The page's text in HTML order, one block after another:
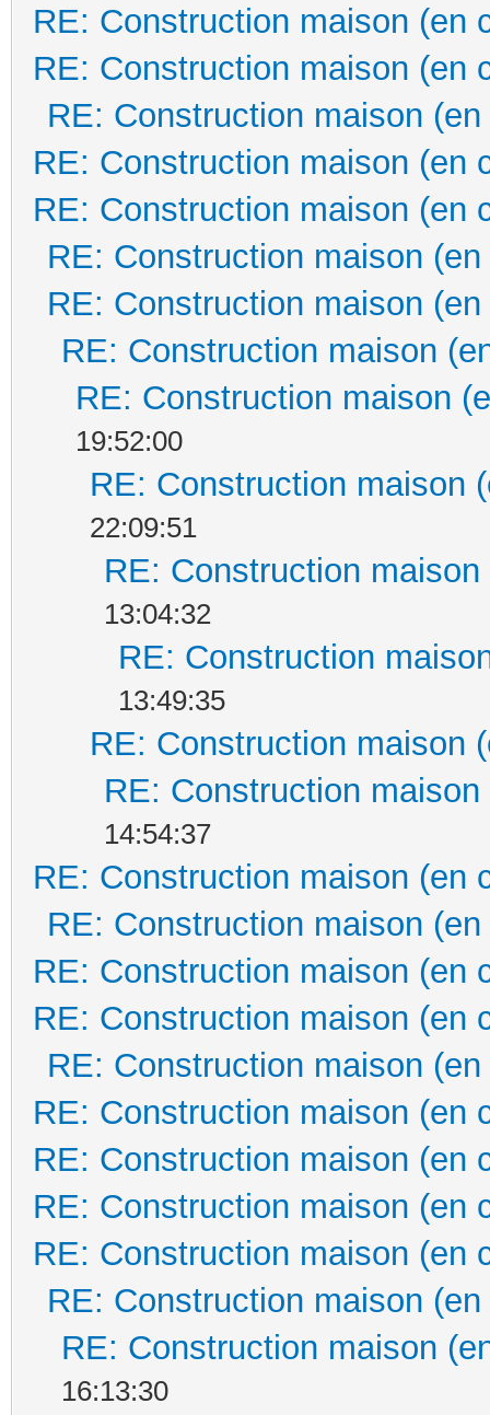
RE: Construction maison (en
RE: Construction maison (en
RE: Construction maison
RE: Construction maison (en
RE: Construction maison (en
RE: Construction maison
RE: Construction maison
RE: Construction maison
RE: Construction maison
19:52:00
RE: Construction maison
22:09:51
RE: Construction
13:04:32
RE: Construction
13:49:35
RE: Construction maison
RE: Construction
14:54:37
RE: Construction maison (en
RE: Construction maison
RE: Construction maison (en
RE: Construction maison (en
RE: Construction maison
RE: Construction maison (en
RE: Construction maison (en
RE: Construction maison (en
RE: Construction maison (en
RE: Construction maison
RE: Construction maison
16:13:30